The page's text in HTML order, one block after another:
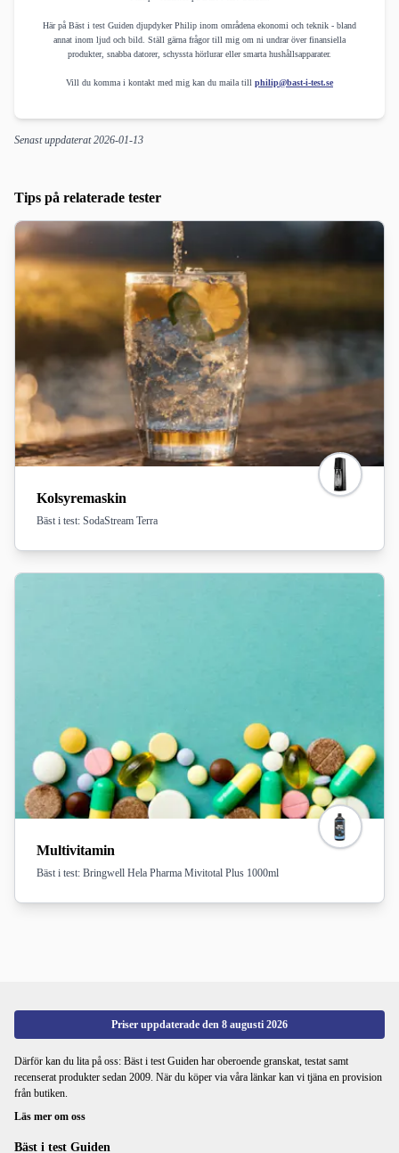
Här på Bäst i test Guiden djupdyker Philip inom områdena ekonomi och teknik - bland
annat inom ljud och bild. Ställ gärna frågor till mig om ni undrar över finansiella
produkter, snabba datorer, schyssta hörlurar eller smarta hushållsapparater.
Vill du komma i kontakt med mig kan du maila till philip@bast-i-test.se
Senast uppdaterat2026-01-13
Tips på relaterade tester
Kolsyremaskin
Bäst i test: SodaStream Terra
Multivitamin
Bäst i test: Bringwell Hela Pharma Mivitotal Plus 1000ml
Bäst i test Guiden
Priser uppdaterade den 8 augusti 2026
Därför kan du lita på oss: Bäst i test Guiden har oberoende granskat, testat samt
recenserat produkter sedan 2009. När du köper via våra länkar kan vi tjäna en provision
från butiken.
Läs mer om oss